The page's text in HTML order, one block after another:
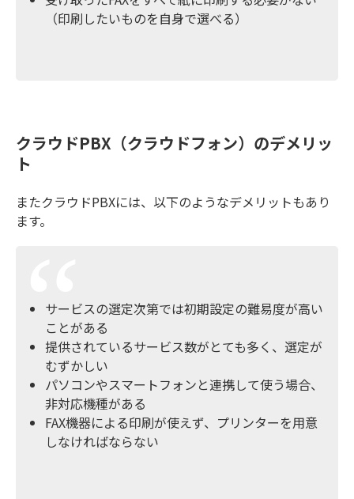
（印刷したいものを自身で選べる）
クラウドPBX（クラウドフォン）のデメリッ
ト
またクラウドPBXには、以下のようなデメリットもあり
ます。
サービスの選定次第では初期設定の難易度が高い
ことがある
提供されているサービス数がとても多く、選定が
むずかしい
パソコンやスマートフォンと連携して使う場合、
非対応機種がある
FAX機器による印刷が使えず、プリンターを用意
しなければならない